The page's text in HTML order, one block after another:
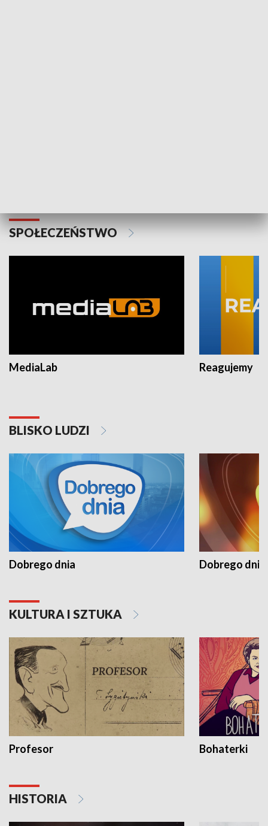
SPOŁECZEŃSTWO
MediaLab Reagujemy
BLISKO LUDZI
Dobrego dnia Dobrego dnia
KULTURA I SZTUKA
Profesor Bohaterki
HISTORIA